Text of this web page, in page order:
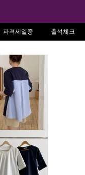
파격세일중 출석체크